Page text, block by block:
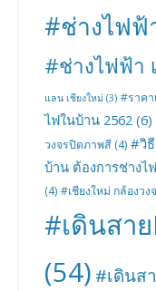
#ช่างไฟฟ้
#ช่างไฟฟ้า
แลน เชียงใหม่ (3) #ราค
ไฟในบ้าน 2562 (6)
วงจรปิดภาพสี (4) #วิ
บ้าน ต้องการช่างไ
(4) #เชียงใหม่ กล้องว
#เดินสา
(54) #เดินส